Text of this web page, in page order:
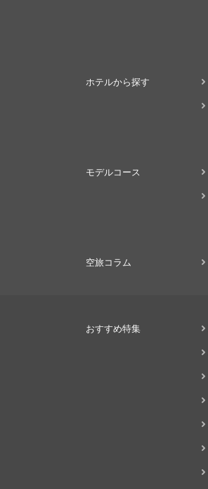
ホテルから探す
モデルコース
空旅コラム
おすすめ特集